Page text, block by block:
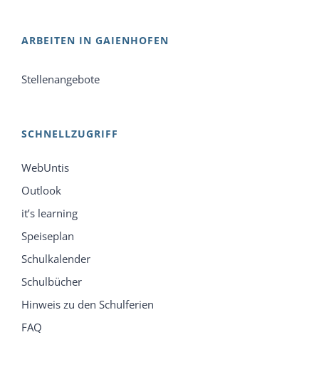
ARBEITEN IN GAIENHOFEN
Stellenangebote
SCHNELLZUGRIFF
WebUntis
Outlook
it’s learning
Speiseplan
Schulkalender
Schulbücher
Hinweis zu den Schulferien
FAQ